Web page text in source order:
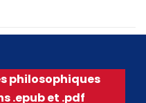
philosophiques
.epub et .pdf